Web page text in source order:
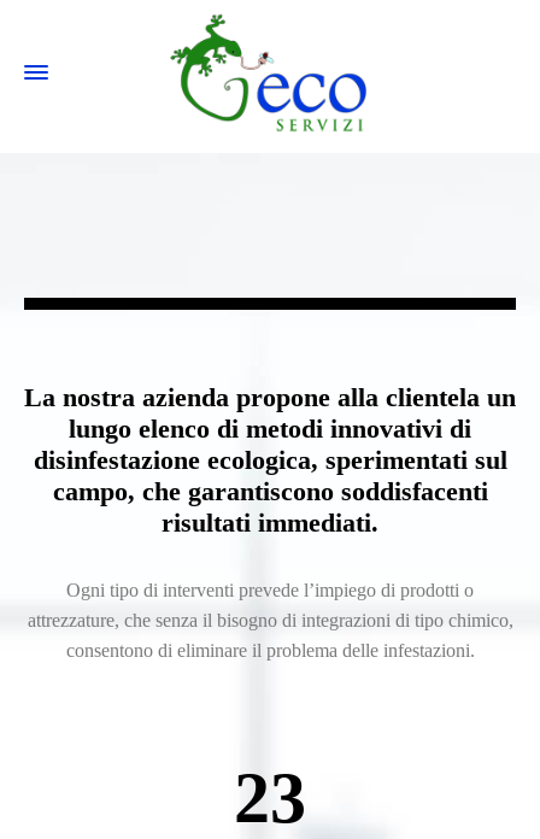
La nostra azienda propone alla clientela un
lungo elenco di metodi innovativi di
disinfestazione ecologica, sperimentati sul
campo, che garantiscono soddisfacenti
risultati immediati.
Ogni tipo di interventi prevede l’impiego di prodotti o
attrezzature, che senza il bisogno di integrazioni di tipo chimico,
consentono di eliminare il problema delle infestazioni.
23